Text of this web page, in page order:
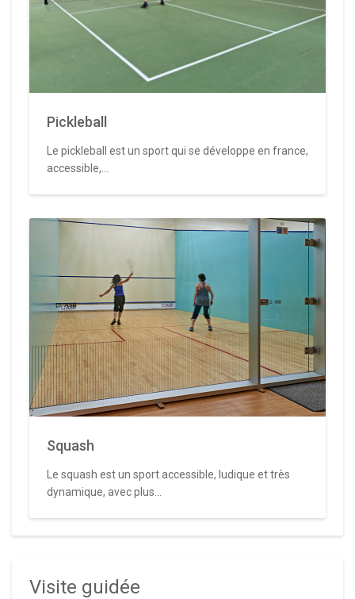
Pickleball
Le pickleball est un sport qui se développe en france,
accessible,...
Squash
Le squash est un sport accessible, ludique et très
dynamique, avec plus...
Visite guidée